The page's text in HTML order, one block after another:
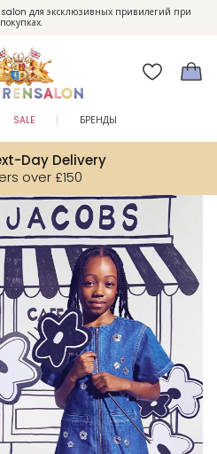
as a little welcome gift. Sign up here.
для эксклюзивных привилегий при
покупках.
Day Delivery
over £150
SALE БРЕНДЫ